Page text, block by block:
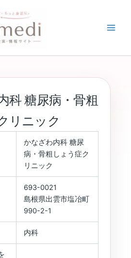
科 糖尿病・骨粗
リニック
かなざわ内科 糖尿
病・骨粗しょう症ク
リニック
693-0021
島根県出雲市塩冶町
990-2-1
内科